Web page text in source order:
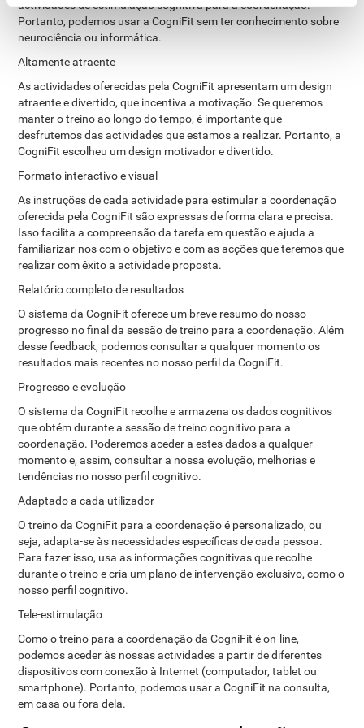
actividades de estimulação cognitiva para a coordenação.
Portanto, podemos usar a CogniFit sem ter conhecimento sobre
neurociência ou informática.
Altamente atraente
As actividades oferecidas pela CogniFit apresentam um design
atraente e divertido, que incentiva a motivação. Se queremos
manter o treino ao longo do tempo, é importante que
desfrutemos das actividades que estamos a realizar. Portanto, a
CogniFit escolheu um design motivador e divertido.
Formato interactivo e visual
As instruções de cada actividade para estimular a coordenação
oferecida pela CogniFit são expressas de forma clara e precisa.
Isso facilita a compreensão da tarefa em questão e ajuda a
familiarizar-nos com o objetivo e com as acções que teremos que
realizar com êxito a actividade proposta.
Relatório completo de resultados
O sistema da CogniFit oferece um breve resumo do nosso
progresso no final da sessão de treino para a coordenação. Além
desse feedback, podemos consultar a qualquer momento os
resultados mais recentes no nosso perfil da CogniFit.
Progresso e evolução
O sistema da CogniFit recolhe e armazena os dados cognitivos
que obtém durante a sessão de treino cognitivo para a
coordenação. Poderemos aceder a estes dados a qualquer
momento e, assim, consultar a nossa evolução, melhorias e
tendências no nosso perfil cognitivo.
Adaptado a cada utilizador
O treino da CogniFit para a coordenação é personalizado, ou
seja, adapta-se às necessidades específicas de cada pessoa.
Para fazer isso, usa as informações cognitivas que recolhe
durante o treino e cria um plano de intervenção exclusivo, como o
nosso perfil cognitivo.
Tele-estimulação
Como o treino para a coordenação da CogniFit é on-line,
podemos aceder às nossas actividades a partir de diferentes
dispositivos com conexão à Internet (computador, tablet ou
smartphone). Portanto, podemos usar a CogniFit na consulta,
em casa ou fora dela.